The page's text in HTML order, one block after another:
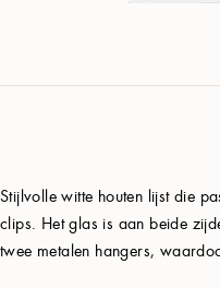
Stijlvolle witte houten lijst die
clips. Het glas is aan beide
twee metalen hangers,